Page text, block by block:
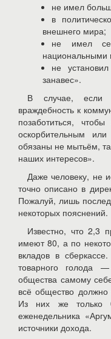
не имел
в
внешнего мира;
не имел
национальными
не
занавес».
В случае, если
враждебность к
позаботиться,
оскорбительным
обязаны не мытьём,
наших интересов».
Даже человеку, не
точно описано в
Пожалуй, лишь
некоторых пояснений.
Известно, что 2,3
имеют 80, а по
вкладов в
товарного голода
общества самому
всё общество
Из них же только
еженедельника
источники дохода.